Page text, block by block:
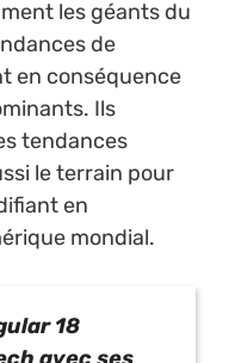
les géants du
de
en conséquence
Ils
tendances
le terrain pour
en
mondial.
18